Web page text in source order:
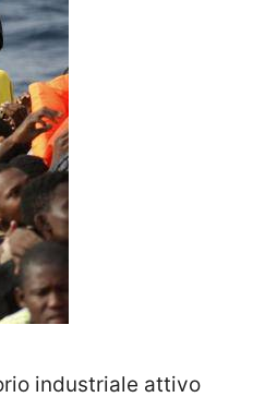
industriale attivo